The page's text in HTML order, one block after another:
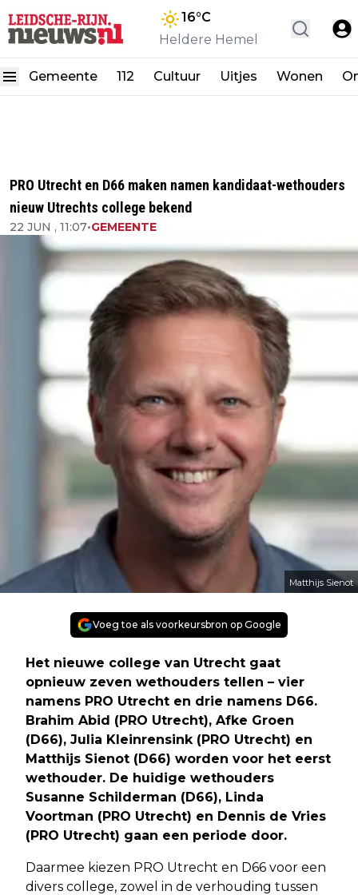
16°C
Heldere Hemel
Gemeente 112 Cultuur Uitjes Wonen
PRO Utrecht en D66 maken namen kandidaat-wethouders
nieuw Utrechts college bekend
22 JUN , 11:07•GEMEENTE
Matthijs Sienot
Voeg toe als voorkeursbron op Google
Het nieuwe college van Utrecht gaat
opnieuw zeven wethouders tellen – vier
namens PRO Utrecht en drie namens D66.
Brahim Abid (PRO Utrecht), Afke Groen
(D66), Julia Kleinrensink (PRO Utrecht) en
Matthijs Sienot (D66) worden voor het eerst
wethouder. De huidige wethouders
Susanne Schilderman (D66), Linda
Voortman (PRO Utrecht) en Dennis de Vries
(PRO Utrecht) gaan een periode door.
Daarmee kiezen PRO Utrecht en D66 voor een
divers college, zowel in de verhouding tussen